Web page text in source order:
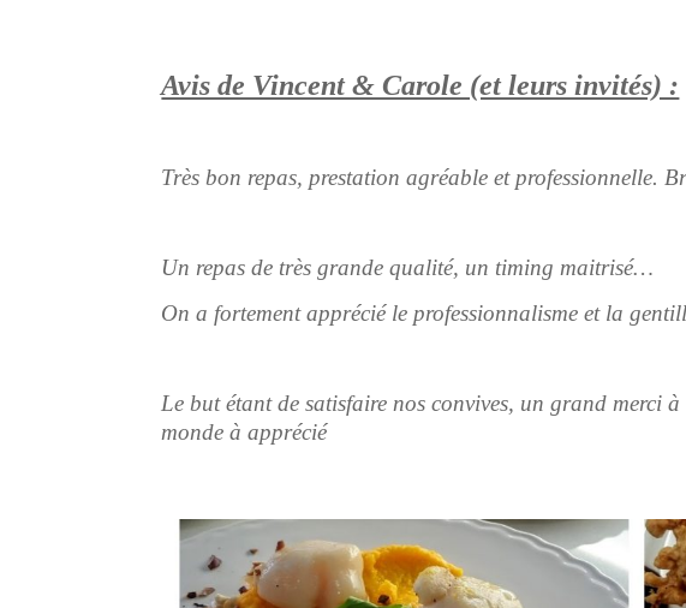
Avis de Vincent & Carole (et leurs invités) :
Très bon repas, prestation agréable et professionnelle.
Un repas de très grande qualité, un timing maitrisé…
On a fortement apprécié le professionnalisme et la
Le but étant de satisfaire nos convives, un grand merci
monde à apprécié